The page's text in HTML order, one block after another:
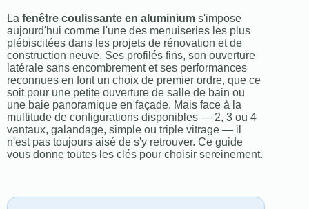
La fenêtre coulissante en aluminium s'impose
aujourd'hui comme l'une des menuiseries les plus
plébiscitées dans les projets de rénovation et de
construction neuve. Ses profilés fins, son ouverture
latérale sans encombrement et ses performances
reconnues en font un choix de premier ordre, que ce
soit pour une petite ouverture de salle de bain ou
une baie panoramique en façade. Mais face à la
multitude de configurations disponibles — 2, 3 ou 4
vantaux, galandage, simple ou triple vitrage — il
n'est pas toujours aisé de s'y retrouver. Ce guide
vous donne toutes les clés pour choisir sereinement.